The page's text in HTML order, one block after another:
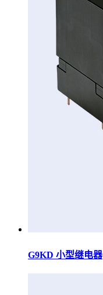
G9KD 小型继电器